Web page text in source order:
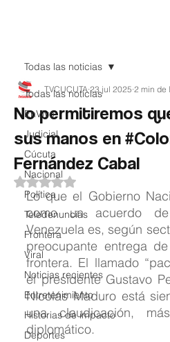
Todas las noticias
EnVivo
Judicial
Cúcuta
Nacional
Política
Teledenuncias
Frontera
Viral
Noticias recientes
Entretenimiento
Historias de impacto
Deportes
Todas las noticias
No permitiremos
sus manos en
Fernández Cabal
TVCUCUTA 23 jul 2025 2 min de
Obtuvo NaN de 5 estrellas.
Lo que el Gobierno
como un acuerdo
Venezuela es, según
preocupante entrega
frontera. El llamado
el presidente Gustavo
Nicolás Maduro está
una claudicación,
diplomático.